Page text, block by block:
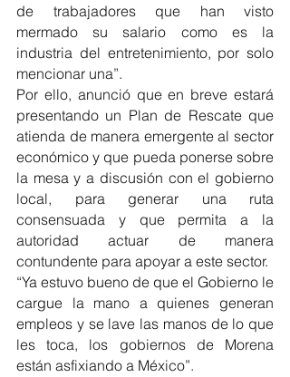
de trabajadores que han visto
mermado su salario como es la
industria del entretenimiento, por solo
mencionar una”.
Por ello, anunció que en breve estará
presentando un Plan de Rescate que
atienda de manera emergente al sector
económico y que pueda ponerse sobre
la mesa y a discusión con el gobierno
local, para generar una ruta
consensuada y que permita a la
autoridad actuar de manera
contundente para apoyar a este sector.
“Ya estuvo bueno de que el Gobierno le
cargue la mano a quienes generan
empleos y se lave las manos de lo que
les toca, los gobiernos de Morena
están asfixiando a México”.